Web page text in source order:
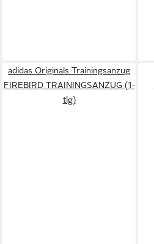
adidas Originals Trainingsanzug
FIREBIRD TRAININGSANZUG (1-
tlg)